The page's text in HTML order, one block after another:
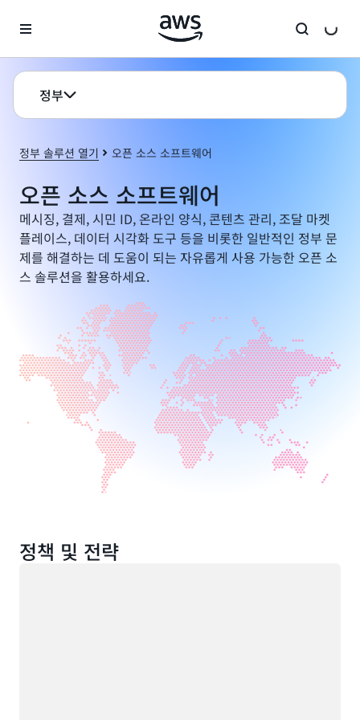
정부
정부 솔루션 열기 오픈 소스 소프트웨어
오픈 소스 소프트웨어
메시징, 결제, 시민 ID, 온라인 양식, 콘텐츠 관리, 조달 마켓
플레이스, 데이터 시각화 도구 등을 비롯한 일반적인 정부 문
제를 해결하는 데 도움이 되는 자유롭게 사용 가능한 오픈 소
스 솔루션을 활용하세요.
정책 및 전략